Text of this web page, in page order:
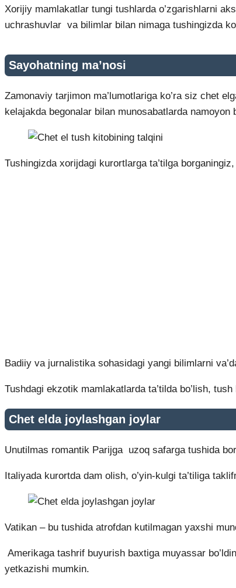
Xorijiy mamlakatlar tungi tushlarda o’zgarishlarni
uchrashuvlar va bilimlar bilan nimaga tushingizda
Sayohatning ma’nosi
Zamonaviy tarjimon ma’lumotlariga ko’ra siz chet
kelajakda begonalar bilan munosabatlarda namoyon
Tushingizda xorijdagi kurortlarga ta’tilga
Badiiy va jurnalistika sohasidagi yangi bilimlarni
Tushdagi ekzotik mamlakatlarda ta’tilda bo’lish,
Chet elda joylashgan joylar
Unutilmas romantik Parijga uzoq safarga tushida
Italiyada kurortda dam olish, o’yin-kulgi ta’tiliga
Vatikan – bu tushida atrofdan kutilmagan yaxshi
Amerikaga tashrif buyurish baxtiga muyassar
yetkazishi mumkin.